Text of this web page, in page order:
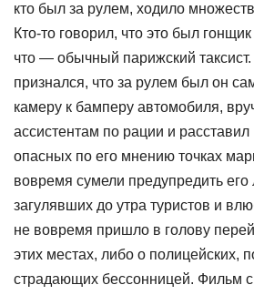
кто был за рулем, ходило
Кто-то говорил, что это был
что — обычный парижский
признался, что за рулем был он
камеру к бамперу автомобиля,
ассистентам по рации и
опасных по его мнению точках
вовремя сумели предупредить его
загулявших до утра туристов и
не вовремя пришло в голову
этих местах, либо о полицейских,
страдающих бессонницей. Фильм